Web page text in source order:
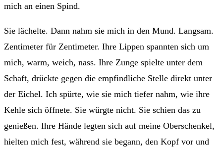
mich an einen Spind.
Sie lächelte. Dann nahm sie mich in den Mund. Langsam.
Zentimeter für Zentimeter. Ihre Lippen spannten sich um
mich, warm, weich, nass. Ihre Zunge spielte unter dem
Schaft, drückte gegen die empfindliche Stelle direkt unter
der Eichel. Ich spürte, wie sie mich tiefer nahm, wie ihre
Kehle sich öffnete. Sie würgte nicht. Sie schien das zu
genießen. Ihre Hände legten sich auf meine Oberschenkel,
hielten mich fest, während sie begann, den Kopf vor und